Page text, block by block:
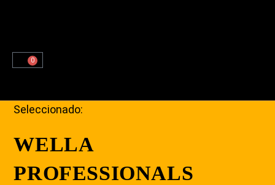
0
Seleccionado:
WELLA
PROFESSIONALS